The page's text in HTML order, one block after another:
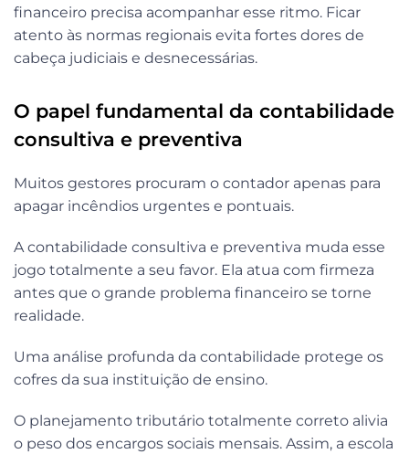
financeiro precisa acompanhar esse ritmo. Ficar
atento às normas regionais evita fortes dores de
cabeça judiciais e desnecessárias.
O papel fundamental da contabilidade
consultiva e preventiva
Muitos gestores procuram o contador apenas para
apagar incêndios urgentes e pontuais.
A contabilidade consultiva e preventiva muda esse
jogo totalmente a seu favor. Ela atua com firmeza
antes que o grande problema financeiro se torne
realidade.
Uma análise profunda da contabilidade protege os
cofres da sua instituição de ensino.
O planejamento tributário totalmente correto alivia
o peso dos encargos sociais mensais. Assim, a escola